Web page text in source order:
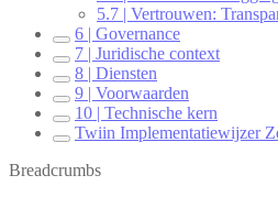
5.7 | Vertrouwen:
6 | Governance
7 | Juridische context
8 | Diensten
9 | Voorwaarden
10 | Technische kern
Twiin Implementatiewijzer
Breadcrumbs